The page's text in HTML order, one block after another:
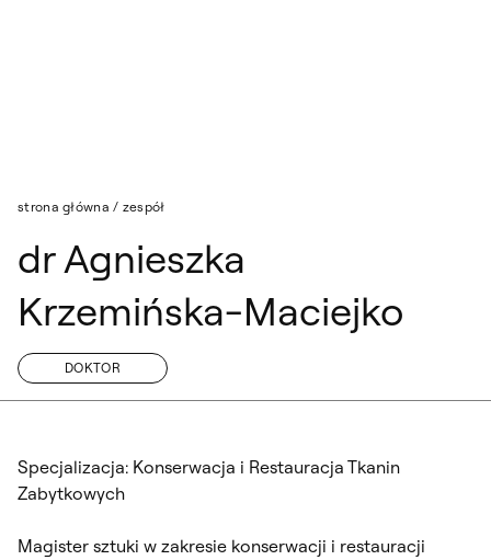
strona główna / zespół
dr Agnieszka
Krzemińska-Maciejko
DOKTOR
Specjalizacja: Konserwacja i Restauracja Tkanin
Zabytkowych
Magister sztuki w zakresie konserwacji i restauracji